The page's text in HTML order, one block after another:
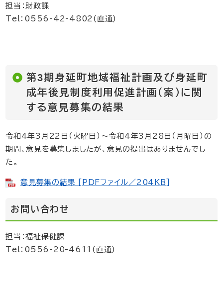
担当：財政課
Tel：0556-42-4802(直通)
第3期身延町地域福祉計画及び身延町
成年後見制度利用促進計画（案）に関
する意見募集の結果
令和4年3月22日（火曜日）～令和4年3月28日（月曜日）の
期間、意見を募集しましたが、意見の提出はありませんでし
た。
意見募集の結果 [PDFファイル／204KB]
お問い合わせ
担当：福祉保健課
Tel：0556-20-4611(直通)